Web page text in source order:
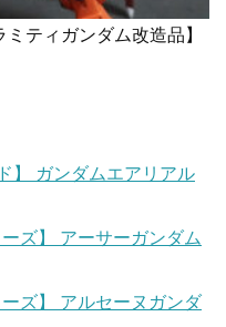
ティガンダム改造品】
】 ガンダムエアリアル
ズ】 アーサーガンダム
ズ】 アルセーヌガンダ